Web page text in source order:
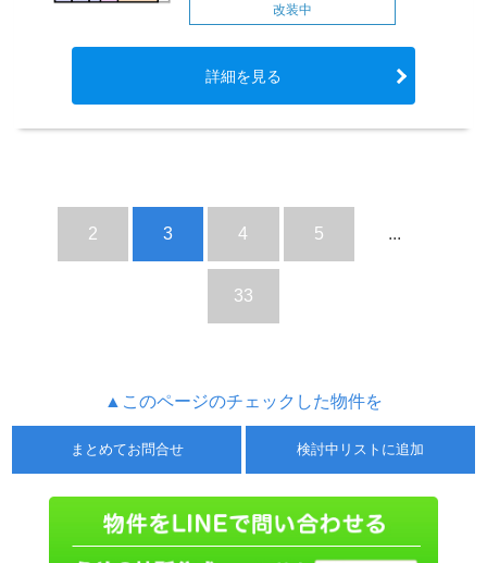
改装中
詳細を見る
2 3 4 5 ...
33
▲このページのチェックした物件を
まとめてお問合せ 検討中リストに追加